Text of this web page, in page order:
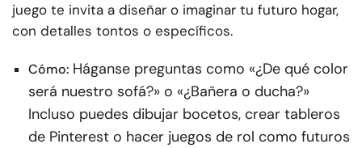
juego te invita a diseñar o imaginar tu futuro hogar,
con detalles tontos o específicos.
Cómo: Háganse preguntas como «¿De qué color
será nuestro sofá?» o «¿Bañera o ducha?»
Incluso puedes dibujar bocetos, crear tableros
de Pinterest o hacer juegos de rol como futuros